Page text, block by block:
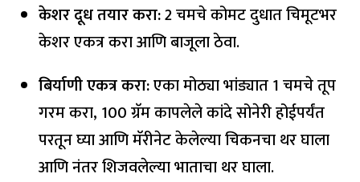
केशर दूध तयार करा:2 चमचे कोमट दुधात चिमूटभर
केशर एकत्र करा आणि बाजूला ठेवा.
बिर्याणी एकत्र करा:एका मोठ्या भांड्यात 1 चमचे तूप
गरम करा, 100 ग्रॅम कापलेले कांदे सोनेरी होईपर्यंत
परतून घ्या आणि मॅरीनेट केलेल्या चिकनचा थर घाला
आणि नंतर शिजवलेल्या भाताचा थर घाला.